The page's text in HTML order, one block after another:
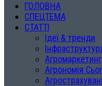
ГОЛОВНА
СПЕЦТЕМА
СТАТТІ
Ідеї & тренди
Агромаркетинг
Агрономія